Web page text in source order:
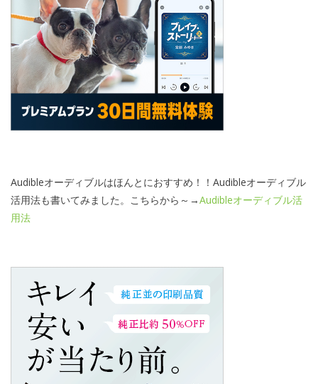
Audibleオーディブルはほんとにおすすめ！！Audibleオーディブル
活用法も書いてみました。こちらから～→Audibleオーディブル活
用法